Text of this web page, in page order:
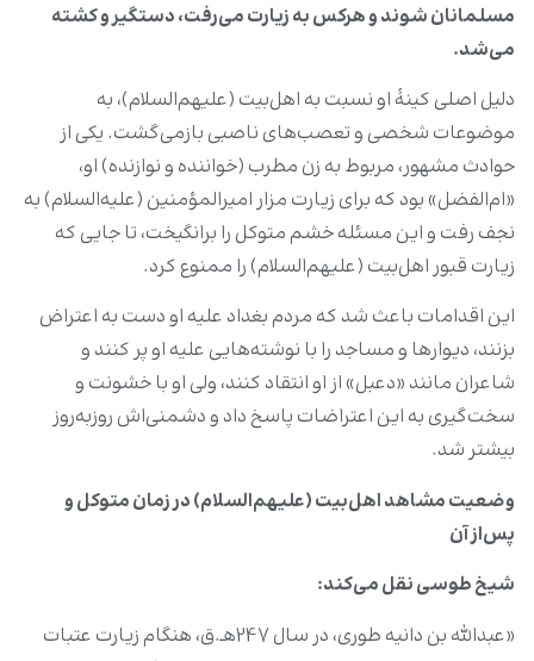
مسلمانان شوند و هرکس به زیارت می‌رفت، دستگیر و کشته
می‌شد.
دلیل اصلی کینۀ او نسبت به اهل‌بیت (علیهم‌السلام)، به
موضوعات شخصی و تعصب‌های ناصبی بازمی‌گشت. یکی از
حوادث مشهور، مربوط به زن مطرب (خواننده و نوازنده) او،
«ام‌الفضل» بود که برای زیارت مزار امیرالمؤمنین (علیه‌السلام) به
نجف رفت و این مسئله خشم متوکل را برانگیخت، تا جایی که
زیارت قبور اهل‌بیت (علیهم‌السلام) را ممنوع کرد.
این اقدامات باعث شد که مردم بغداد علیه او دست به اعتراض
بزنند، دیوارها و مساجد را با نوشته‌هایی علیه او پر کنند و
شاعران مانند «دعبل» از او انتقاد کنند، ولی او با خشونت و
سخت‌گیری به این اعتراضات پاسخ داد و دشمنی‌اش روزبه‌روز
بیشتر شد.
وضعیت مشاهد اهل‌بیت (علیهم‌السلام) در زمان متوکل و
پس‌از آن
شیخ طوسی نقل می‌کند:
«عبدالله بن دانیه طوری، در سال 247هـ.ق، هنگام زیارت عتبات